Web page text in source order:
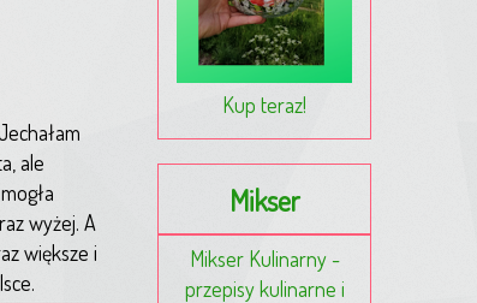
ale
wyżej. A
większe i
Kup teraz!
Mikser
Mikser Kulinarny -
przepisy kulinarne i